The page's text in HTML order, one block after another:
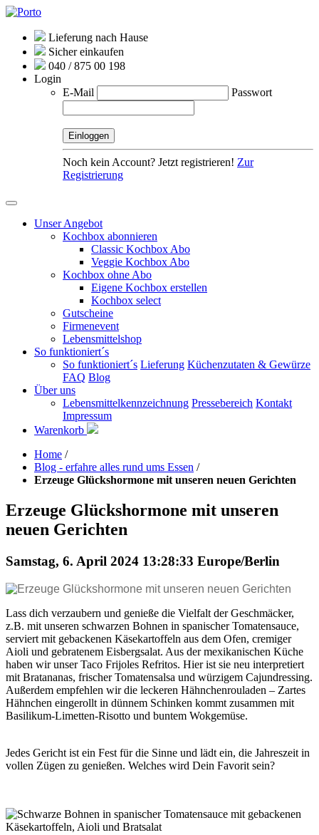
Lieferung nach Hause
Sicher einkaufen
040 / 875 00 198
Login
E-Mail
Passwort
Noch kein Account? Jetzt registrieren! Zur
Registrierung
Unser Angebot
Kochbox abonnieren
Classic Kochbox Abo
Veggie Kochbox Abo
Kochbox ohne Abo
Eigene Kochbox erstellen
Kochbox select
Gutscheine
Firmenevent
Lebensmittelshop
So funktioniert´s
So funktioniert´s Lieferung Küchenzutaten & Gewürze
FAQ Blog
Über uns
Lebensmittelkennzeichnung Pressebereich Kontakt
Impressum
Warenkorb
Home /
Blog - erfahre alles rund ums Essen /
Erzeuge Glückshormone mit unseren neuen Gerichten
Erzeuge Glückshormone mit unseren
neuen Gerichten
Samstag, 6. April 2024 13:28:33 Europe/Berlin
Lass dich verzaubern und genieße die Vielfalt der Geschmäcker,
z.B. mit unseren schwarzen Bohnen in spanischer Tomatensauce,
serviert mit gebackenen Käsekartoffeln aus dem Ofen, cremiger
Aioli und gebratenem Eisbergsalat. Aus der mexikanischen Küche
haben wir unser Taco Frijoles Refritos. Hier ist sie neu interpretiert
mit Bratananas, frischer Tomatensalsa und würzigem Cajundressing.
Außerdem empfehlen wir die leckeren Hähnchenrouladen – Zartes
Hähnchen eingerollt in dünnem Schinken kommt zusammen mit
Basilikum-Limetten-Risotto und buntem Wokgemüse.
Jedes Gericht ist ein Fest für die Sinne und lädt ein, die Jahreszeit in
vollen Zügen zu genießen. Welches wird Dein Favorit sein?